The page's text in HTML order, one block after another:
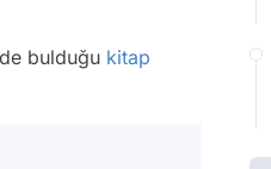
bulduğu kitap